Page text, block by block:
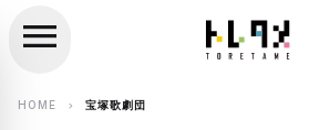
search
menu
HOME chevron_right 宝塚歌劇団